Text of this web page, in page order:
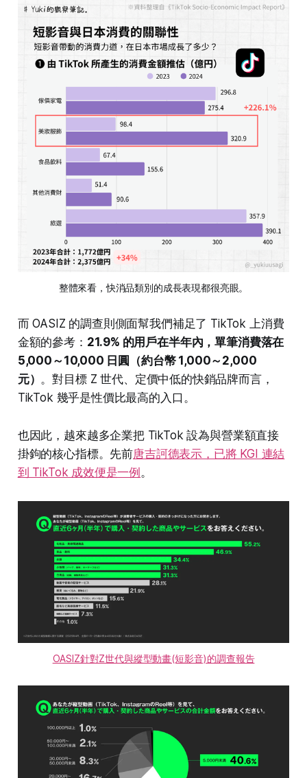
整體來看，快消品類別的成長表現都很亮眼。
而 OASIZ 的調查則側面幫我們補足了 TikTok 上消費
金額的參考： 21.9% 的用戶在半年內，單筆消費落在
5,000～10,000 日圓（約台幣 1,000～2,000
元） 。對目標 Z 世代、定價中低的快銷品牌而言，
TikTok 幾乎是性價比最高的入口。
也因此，越來越多企業把 TikTok 設為與營業額直接
掛鉤的核心指標。先前唐吉訶德表示，已將 KGI 連結
到 TikTok 成效便是一例。
OASIZ針對Z世代與縱型動畫(短影音)的調查報告